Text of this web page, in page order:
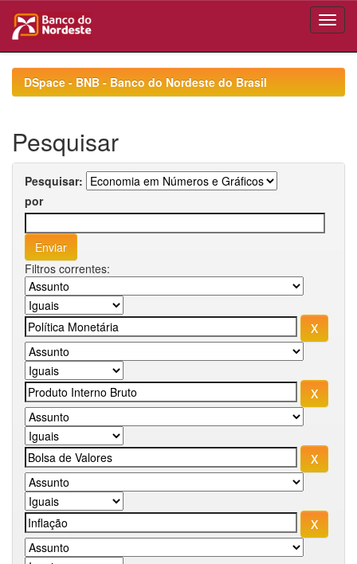
navigationDSpace - BNB - Banco do Nordeste do Brasil
Pesquisar
Pesquisar:
por
Filtros correntes: